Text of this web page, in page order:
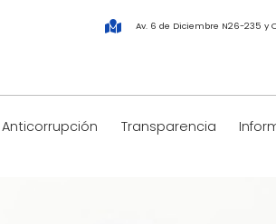
Av. 6 de Diciembre N26-235 y
Anticorrupción Transparencia